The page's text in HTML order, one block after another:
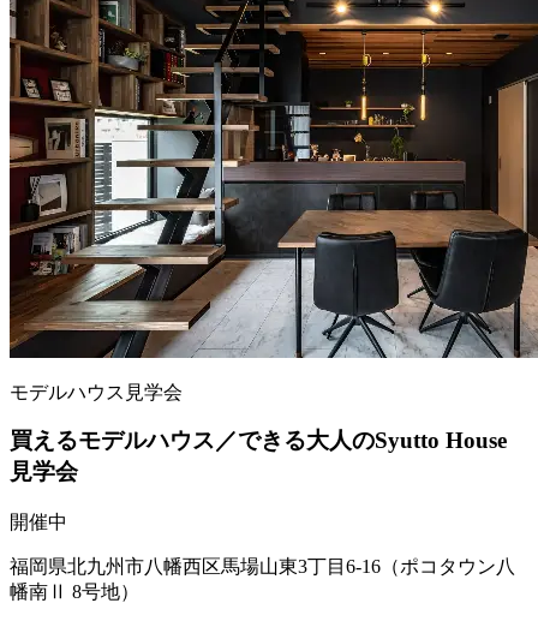
モデルハウス見学会
買えるモデルハウス／できる大人のSyutto House
見学会
開催中
福岡県北九州市八幡西区馬場山東3丁目6-16（ポコタウン八
幡南Ⅱ 8号地）